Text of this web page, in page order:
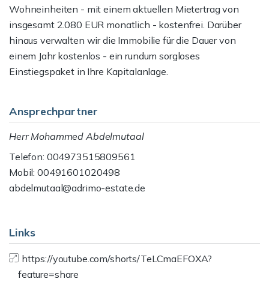
Wohneinheiten - mit einem aktuellen Mietertrag von
insgesamt 2.080 EUR monatlich - kostenfrei. Darüber
hinaus verwalten wir die Immobilie für die Dauer von
einem Jahr kostenlos - ein rundum sorgloses
Einstiegspaket in Ihre Kapitalanlage.
Ansprechpartner
Herr Mohammed Abdelmutaal
Telefon: 004973515809561
Mobil: 00491601020498
abdelmutaal@adrimo-estate.de
Links
https://youtube.com/shorts/TeLCmaEFOXA?
feature=share